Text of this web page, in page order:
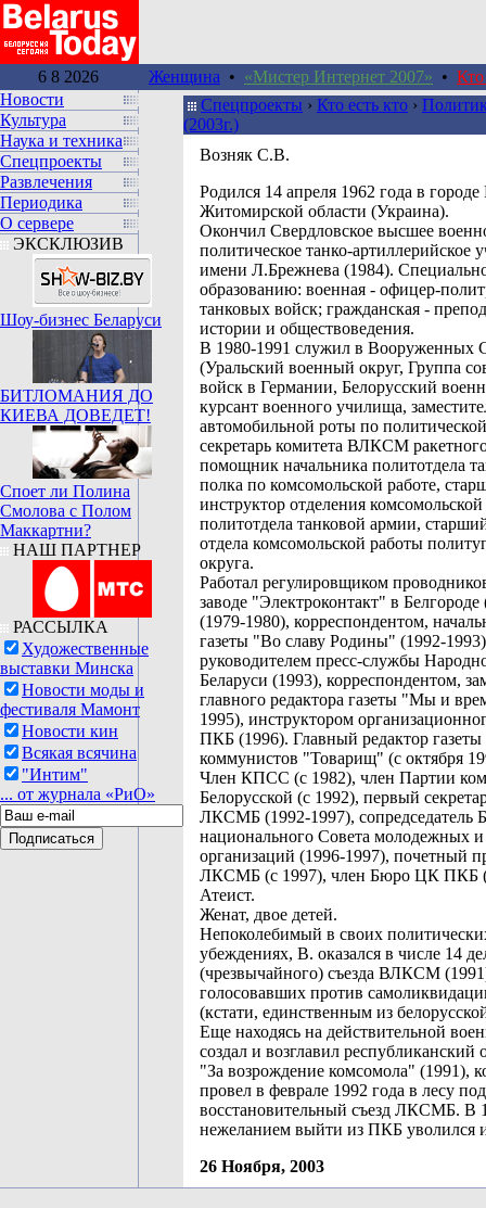
6 8 2026 Женщина • «Мистер Интернет 2007» • Кто
Новости
Культура
Наука и техника
Спецпроекты
Развлечения
Периодика
О сервере
ЭКСКЛЮЗИВ
Шоу-бизнес Беларуси
БИТЛОМАНИЯ ДО
КИЕВА ДОВЕДЕТ!
Споет ли Полина
Смолова с Полом
Маккартни?
НАШ ПАРТНЕР
РАССЫЛКА
Художественные
выставки Минска
Новости моды и
фестиваля Мамонт
Новости кин
Всякая всячина
"Интим"
... от журнала «РиО»
Спецпроекты › Кто есть кто ›
(2003г.)
Возняк С.В.
Pодился 14 апреля 1962 года в
Житомирской области (Украина).
Окончил Свердловское высшее
политическое танко-артиллерийское
имени Л.Брежнева (1984).
образованию: военная - офицер-
танковых войск; гражданская -
истории и обществоведения.
В 1980-1991 служил в Вооруженных
(Уральский военный округ, Группа
войск в Германии, Белорусский
курсант военного училища,
автомобильной роты по
секретарь комитета ВЛКСМ
помощник начальника политотдела
полка по комсомольской работе,
инструктор отделения
политотдела танковой армии,
отдела комсомольской работы
округа.
Работал регулировщиком
заводе "Электроконтакт" в Белгороде
(1979-1980), корреспондентом,
газеты "Во славу Родины" (1992-
руководителем пресс-службы
Беларуси (1993), корреспондентом,
главного редактора газеты "Мы и
1995), инструктором
ПКБ (1996). Главный редактор газеты
коммунистов "Товарищ" (с октября
Член КПСС (с 1982), член Партии
Белорусской (с 1992), первый
ЛКСМБ (1992-1997), сопредседатель
национального Совета молодежных и
организаций (1996-1997), почетный
ЛКСМБ (с 1997), член Бюро ЦК ПКБ
Атеист.
Женат, двое детей.
Непоколебимый в своих
убеждениях, В. оказался в числе 14
(чрезвычайного) съезда ВЛКСМ
голосовавших против
(кстати, единственным из
Еще находясь на действительной
создал и возглавил республиканский
"За возрождение комсомола" (1991),
провел в феврале 1992 года в лесу
восстановительный съезд ЛКСМБ. В
нежеланием выйти из ПКБ уволился
26 Ноября, 2003